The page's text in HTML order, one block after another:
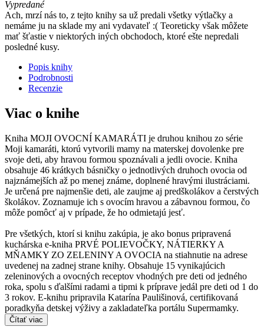
Vypredané
Ach, mrzí nás to, z tejto knihy sa už predali všetky výtlačky a
nemáme ju na sklade my ani vydavateľ :( Teoreticky však môžete
mať šťastie v niektorých iných obchodoch, ktoré ešte nepredali
posledné kusy.
Popis knihy
Podrobnosti
Recenzie
Viac o knihe
Kniha MOJI OVOCNÍ KAMARÁTI je druhou knihou zo série
Moji kamaráti, ktorú vytvorili mamy na materskej dovolenke pre
svoje deti, aby hravou formou spoznávali a jedli ovocie. Kniha
obsahuje 46 krátkych básničky o jednotlivých druhoch ovocia od
najznámejších až po menej známe, doplnené hravými ilustráciami.
Je určená pre najmenšie deti, ale zaujme aj predškolákov a čerstvých
školákov. Zoznamuje ich s ovocím hravou a zábavnou formou, čo
môže pomôcť aj v prípade, že ho odmietajú jesť.
Pre všetkých, ktorí si knihu zakúpia, je ako bonus pripravená
kuchárska e-kniha PRVÉ POLIEVOČKY, NÁTIERKY A
MŇAMKY ZO ZELENINY A OVOCIA na stiahnutie na adrese
uvedenej na zadnej strane knihy. Obsahuje 15 vynikajúcich
zeleninových a ovocných receptov vhodných pre deti od jedného
roka, spolu s ďalšími radami a tipmi k príprave jedál pre deti od 1 do
3 rokov. E-knihu pripravila Katarína Paulišinová, certifikovaná
poradkyňa detskej výživy a zakladateľka portálu Supermamky.
Čítať viac